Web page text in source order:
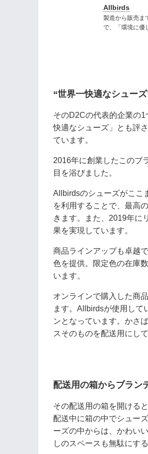
Allbirds
製造から販売ま
で、「環境に優
“世界一快適なシュー
そのD2Cの代表的企業の
快適なシューズ」とも評
ています。
2016年に創業したこのブ
目を浴びました。
Allbirdsのシューズがここ
を利用することで、最高
きます。また、2019年に
果を実現しています。
商品ラインアップも卓越
色を提供。限定色の在庫
います。
オンラインで購入した商
ます。Allbirdsが使用して
ンとなっています。かさ
スそのものを配送用にし
配送用の箱からブラン
その配送用の箱を開ける
配送中に箱の中でシュー
ーズの中からは、かわい
しのスペースも無駄にす